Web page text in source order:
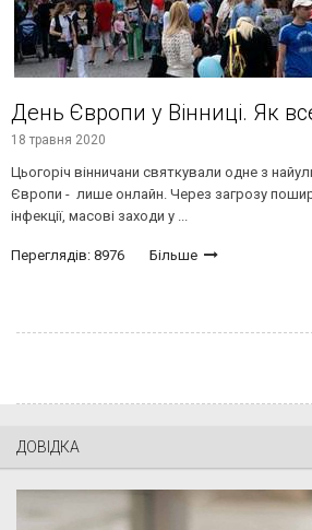
День Європи у Вінниці. Як
18 травня 2020
Цьогоріч вінничани святкували одне з
Європи - лише онлайн. Через загрозу
інфекції, масові заходи у ...
Переглядів: 8976 Більше
ДОВІДКА